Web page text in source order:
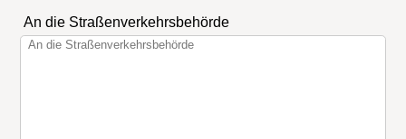
An die Straßenverkehrsbehörde